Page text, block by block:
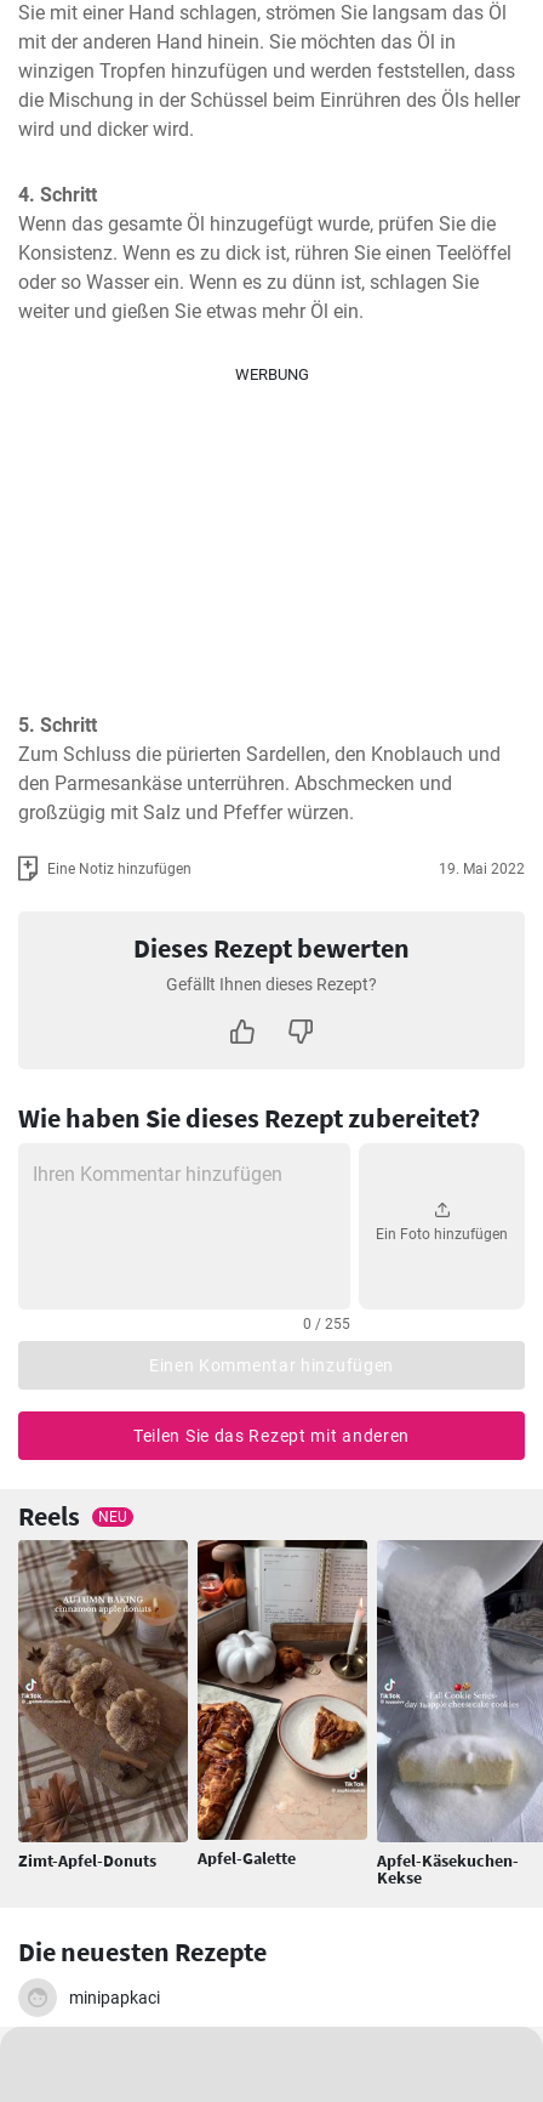
Sie mit einer Hand schlagen, strömen Sie langsam das Öl
mit der anderen Hand hinein. Sie möchten das Öl in
winzigen Tropfen hinzufügen und werden feststellen, dass
die Mischung in der Schüssel beim Einrühren des Öls heller
wird und dicker wird.
4. Schritt
Wenn das gesamte Öl hinzugefügt wurde, prüfen Sie die
Konsistenz. Wenn es zu dick ist, rühren Sie einen Teelöffel
oder so Wasser ein. Wenn es zu dünn ist, schlagen Sie
weiter und gießen Sie etwas mehr Öl ein.
WERBUNG
5. Schritt
Zum Schluss die pürierten Sardellen, den Knoblauch und
den Parmesankäse unterrühren. Abschmecken und
großzügig mit Salz und Pfeffer würzen.
Eine Notiz hinzufügen 19. Mai 2022
Dieses Rezept bewerten
Gefällt Ihnen dieses Rezept?
Wie haben Sie dieses Rezept zubereitet?
0 / 255
Ein Foto hinzufügen
Einen Kommentar hinzufügen
Teilen Sie das Rezept mit anderen
Reels NEU
Zimt-Apfel-Donuts Apfel-Galette Apfel-Käsekuchen-
Kekse
Die neuesten Rezepte
minipapkaci